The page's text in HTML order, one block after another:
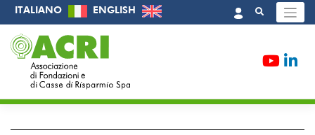
ITALIANO ENGLISH
/ Sala Stampa
WELFARE